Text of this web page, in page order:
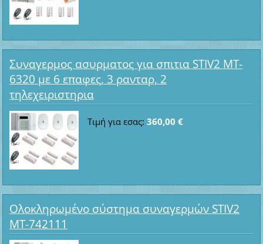
Συναγερμος ασυρματος για σπιτια STIV2 MT-
6320 με 6 επαφες, 3 ρανταρ, 2
τηλεχειριστηρια
Τιμή για εσας: 360,00 €
Ολοκληρωμένο σύστημα συναγερμών STIV2
MT-742111